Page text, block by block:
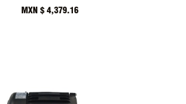
MXN $ 4,379.16